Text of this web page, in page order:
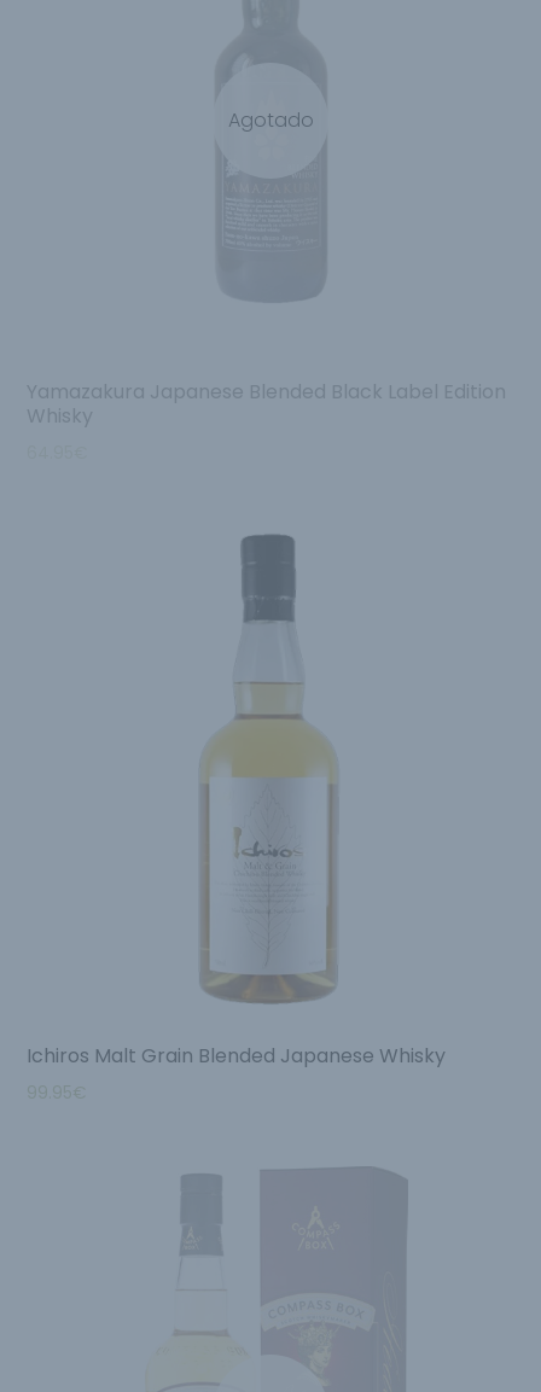
Agotado
Yamazakura Japanese Blended Black Label Edition
Whisky
Ichiros Malt Grain Blended Japanese Whisky
99.95€